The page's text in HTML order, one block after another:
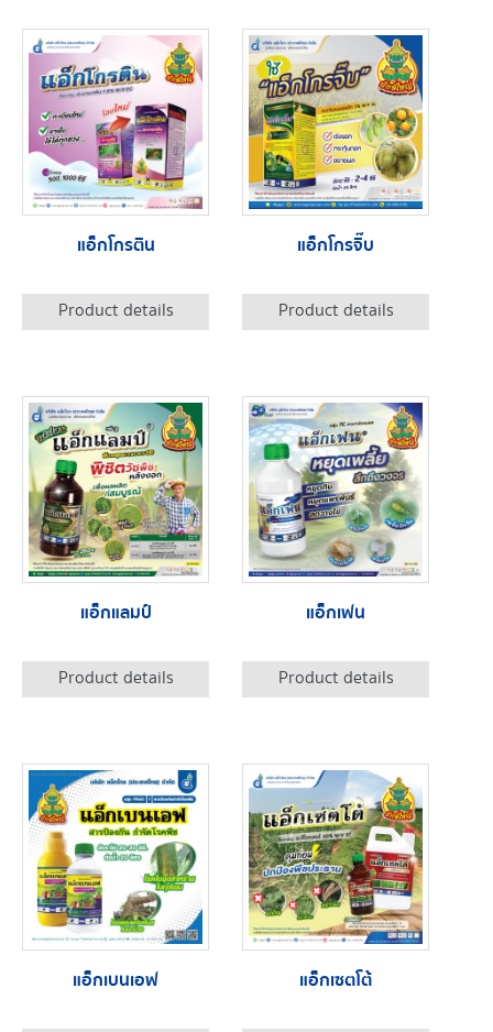
แอ็กโกรติน
Product details
แอ็กโกรจิ๊บ
Product details
แอ็กแลมป์
Product details
แอ็กเฟน
Product details
แอ็กเบนเอฟ แอ็กเซตโต้